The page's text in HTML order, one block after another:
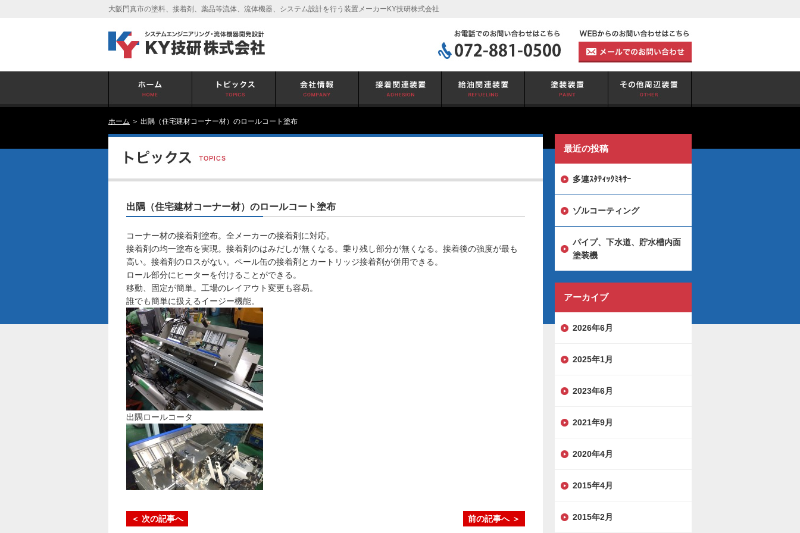
大阪門真市の塗料、接着剤、薬品等流体、流体機器、システム設計を行う装置メーカーKY技研株式会社
ホーム ＞ 出隅（住宅建材コーナー材）のロールコート塗布
出隅（住宅建材コーナー材）のロールコート塗布
コーナー材の接着剤塗布。全メーカーの接着剤に対応。
接着剤の均一塗布を実現。接着剤のはみだしが無くなる。乗り残し部分が無くなる。接着後の強度が最も
高い。接着剤のロスがない。ペール缶の接着剤とカートリッジ接着剤が併用できる。
ロール部分にヒーターを付けることができる。
移動、固定が簡単。工場のレイアウト変更も容易。
誰でも簡単に扱えるイージー機能。
出隅ロールコータ
＜ 次の記事へ 前の記事へ ＞
最近の投稿
多連ｽﾀﾃｨｯｸﾐｷｻｰ
ゾルコーティング
パイプ、下水道、貯水槽内面
塗装機
アーカイブ
2026年6月
2025年1月
2023年6月
2021年9月
2020年4月
2015年4月
2015年2月